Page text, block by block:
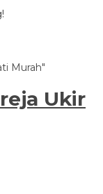
Murah"
Ukir